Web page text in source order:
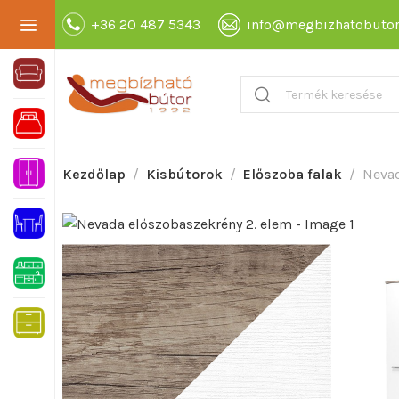
+36 20 487 5343
Kezdőlap Kisbútorok Előszoba falak